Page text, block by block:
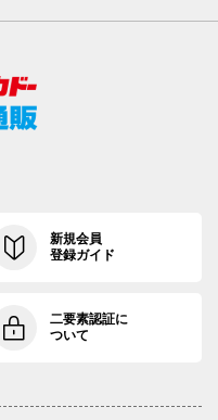
新規会員
登録ガイド
二要素認証に
ついて